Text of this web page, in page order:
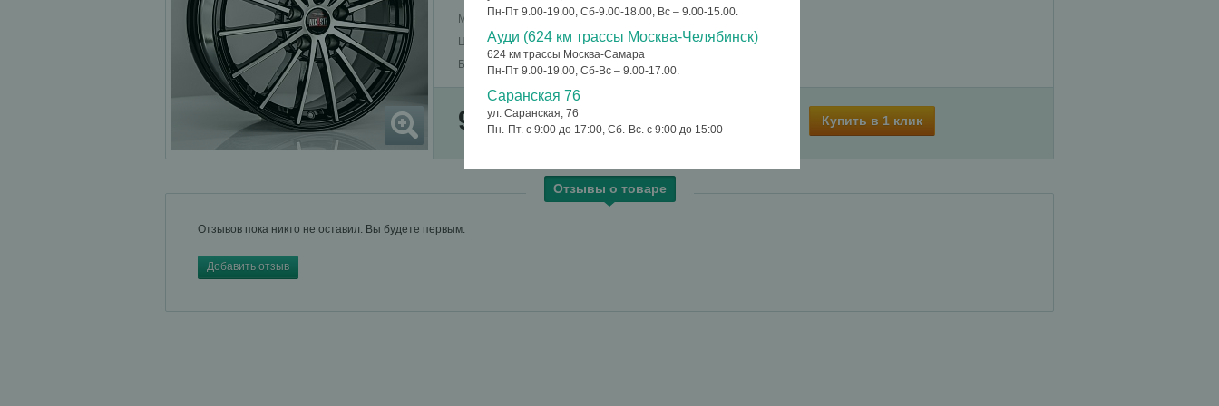
Модель Диска
M60
ЦветДисков
BKF
Бренд Диска
ALCASTA_Россия
9 950 руб. шт. Купить в 1 клик
Отзывы о товаре
Отзывов пока никто не оставил. Вы будете первым.
Добавить отзыв
Пн-Пт 9.00-19.00, Сб-9.00-18.00, Вс – 9.00-15.00.
Ауди (624 км трассы Москва-Челябинск)
624 км трассы Москва-Самара
Пн-Пт 9.00-19.00, Сб-Вс – 9.00-17.00.
Саранская 76
ул. Саранская, 76
Пн.-Пт. с 9:00 до 17:00, Сб.-Вс. с 9:00 до 15:00